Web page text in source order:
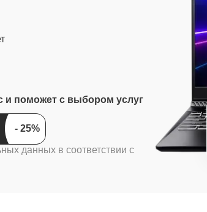
и поможет с выбором услуг
данных в соответствии с